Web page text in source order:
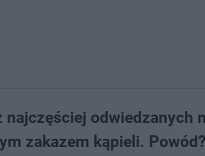
najczęściej odwiedzanych
zakazem kąpieli.